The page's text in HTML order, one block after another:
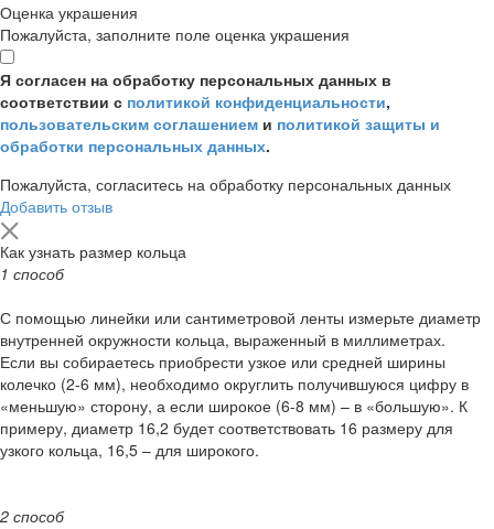
Оценка украшения
Пожалуйста, заполните поле оценка украшения
Я согласен на обработку персональных данных в
соответствии с политикой конфиденциальности,
пользовательским соглашением и политикой защиты и
обработки персональных данных.
Пожалуйста, согласитесь на обработку персональных данных
Добавить отзыв
Как узнать размер кольца
1 способ
С помощью линейки или сантиметровой ленты измерьте диаметр
внутренней окружности кольца, выраженный в миллиметрах.
Если вы собираетесь приобрести узкое или средней ширины
колечко (2-6 мм), необходимо округлить получившуюся цифру в
«меньшую» сторону, а если широкое (6-8 мм) – в «большую». К
примеру, диаметр 16,2 будет соответствовать 16 размеру для
узкого кольца, 16,5 – для широкого.
2 способ